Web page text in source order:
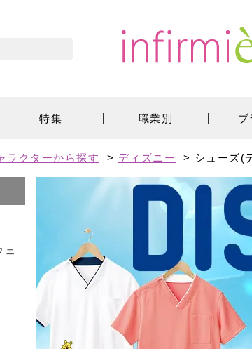
特集 職業別 ブ
ラクターから探す > ディズニー > シューズ(
ェ